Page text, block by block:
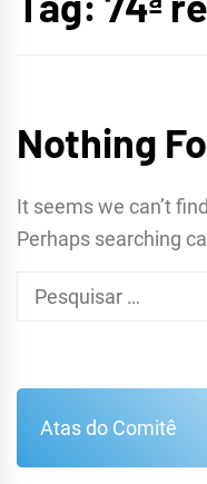
Nothing
It seems we can’t
Perhaps searching
Pesquisar
Atas do Comitê